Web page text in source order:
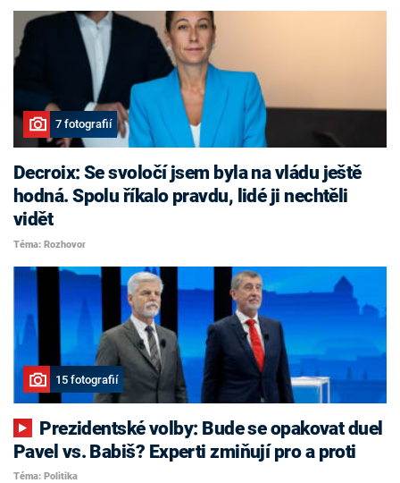
7 fotografií
Decroix: Se svoločí jsem byla na vládu ještě
hodná. Spolu říkalo pravdu, lidé ji nechtěli
vidět
Téma: Rozhovor
15 fotografií
Pavel vs. Babiš? Experti zmiňují pro a proti
Téma: Politika